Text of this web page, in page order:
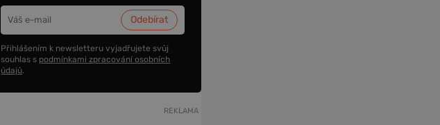
Přihlášením k newsletteru vyjadřujete svůj
souhlas s podmínkami zpracování osobních
údajů.
REKLAMA